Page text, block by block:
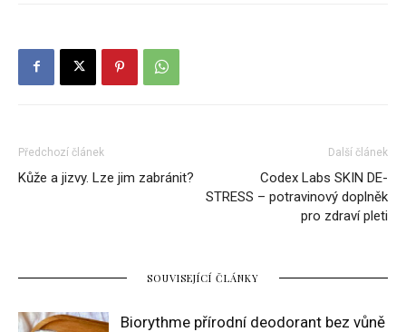
Předchozí článek
Kůže a jizvy. Lze jim zabránit?
Další článek
Codex Labs SKIN DE-
STRESS – potravinový doplněk
pro zdraví pleti
SOUVISEJÍCÍ ČLÁNKY
Biorythme přírodní deodorant bez vůně